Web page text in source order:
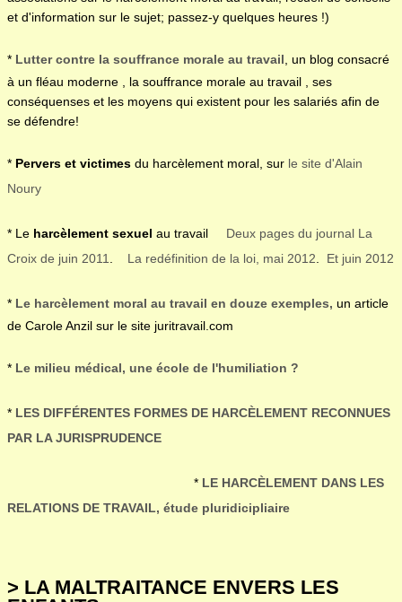
et d'information sur le sujet; passez-y quelques heures !)
* Lutter contre la souffrance morale au travail , un blog consacré
à un fléau moderne , la souffrance morale au travail , ses
conséquenses et les moyens qui existent pour les salariés afin de
se défendre!
* Pervers et victimes du harcèlement moral, sur le site d'Alain
Noury
* Le harcèlement sexuel au travail Deux pages du journal La
Croix de juin 2011
La redéfinition de la loi, mai 2012 Et juin 2012
* Le harcèlement moral au travail en douze exemples, un article
de Carole Anzil sur le site juritravail.com
* Le milieu médical, une école de l'humiliation ?
* LES DIFFÉRENTES FORMES DE HARCÈLEMENT RECONNUES
PAR LA JURISPRUDENCE
* LE HARCÈLEMENT DANS LES
RELATIONS DE TRAVAIL, étude pluridicipliaire
> LA MALTRAITANCE ENVERS LES